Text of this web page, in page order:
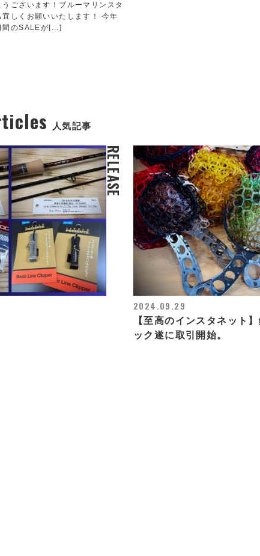
ございます！ブルーマリンスタ
しくお願いいたします！ 今年
間のSALEが[...]
人気記事
RELEASE
2024.09.29
【至高のインスタネット
ック遂に取引開始。